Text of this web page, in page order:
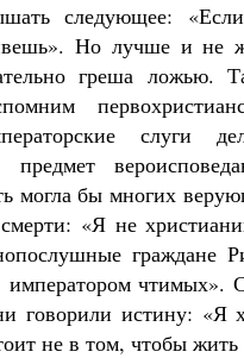
следующее:
Но лучше и не
греша ложью.
слуги
могла бы многих
«Я не
граждане
императором
говорили истину: «Я
не в том, чтобы